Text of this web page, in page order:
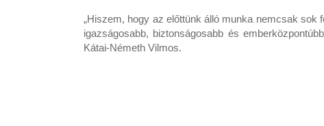
„Hiszem, hogy az előttünk álló munka nemcsak sok
igazságosabb, biztonságosabb és
Kátai-Németh Vilmos.